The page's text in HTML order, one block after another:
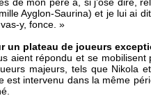
de mon père a, si j’ose dire,
Ayglon-Saurina) et je lui ai
y, fonce. »
un plateau de joueurs
aient répondu et se mobilisent
majeurs, tels que Nikola
est intervenu dans la même